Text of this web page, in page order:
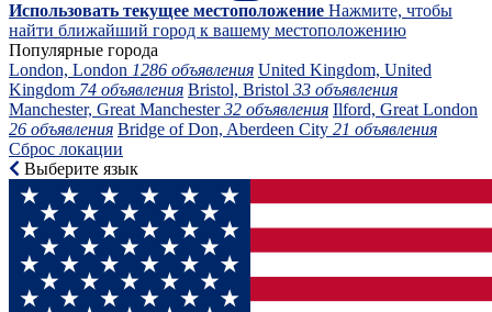
Использовать текущее местоположение Нажмите, чтобы
найти ближайший город к вашему местоположению
Популярные города
London, London 1286 объявления United Kingdom, United
Kingdom 74 объявления Bristol, Bristol 33 объявления
Manchester, Great Manchester32 объявления Ilford, Great London
26 объявления Bridge of Don, Aberdeen City 21 объявления
Сброс локации
Выберите язык